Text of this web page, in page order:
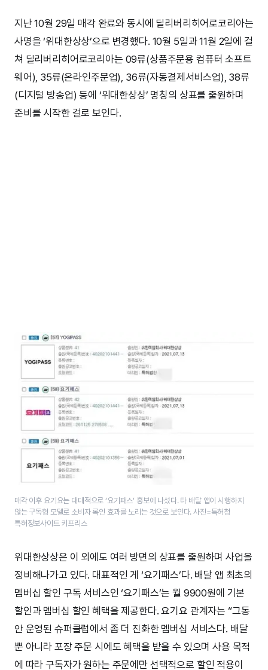
지난 10월 29일 매각 완료와 동시에 딜리버리히어로코리아는
사명을 ‘위대한상상’으로 변경했다. 10월 5일과 11월 2일에 걸
쳐 딜리버리히어로코리아는 09류(상품주문용 컴퓨터 소프트
웨어), 35류(온라인주문업), 36류(자동결제서비스업), 38류
(디지털 방송업) 등에 ‘위대한상상’ 명칭의 상표를 출원하며
준비를 시작한 걸로 보인다.
매각 이후 요기요는 대대적으로 ‘요기패스’ 홍보에 나섰다. 타 배달 앱이 시행하지
않는 구독형 모델로 소비자 록인 효과를 노리는 것으로 보인다. 사진=특허청
특허정보사이트 키프리스
위대한상상은 이 외에도 여러 방면의 상표를 출원하며 사업을
정비해나가고 있다. 대표적인 게 ‘요기패스’다. 배달 앱 최초의
멤버십 할인 구독 서비스인 ‘요기패스’는 월 9900원에 기본
할인과 멤버십 할인 혜택을 제공한다. 요기요 관계자는 “그동
안 운영된 슈퍼클럽에서 좀 더 진화한 멤버십 서비스다. 배달
뿐 아니라 포장 주문 시에도 혜택을 받을 수 있으며 사용 목적
에 따라 구독자가 원하는 주문에만 선택적으로 할인 적용이